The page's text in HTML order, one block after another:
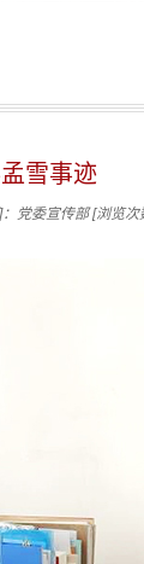
雪事迹
：党委宣传部[浏览次